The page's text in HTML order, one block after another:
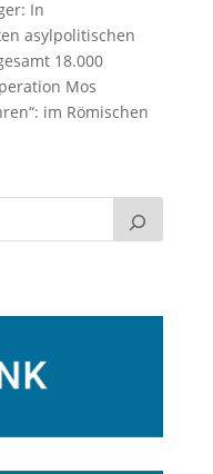
In
asylpolitischen
18.000
Mos
im Römischen